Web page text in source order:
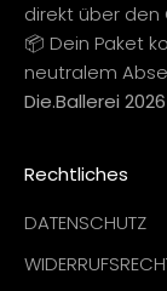
direkt über den
📦 Dein Paket
neutralem
Die.Ballerei
Rechtliches
DATENSCHUTZ